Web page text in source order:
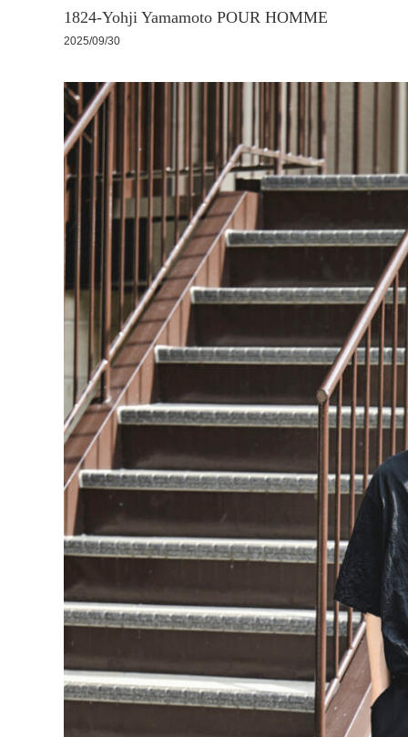
1824-Yohji Yamamoto POUR HOMME
2025/09/30